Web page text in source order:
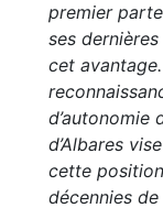
premier
ses
cet
d’autonomie
d’Albares
cette
décennies